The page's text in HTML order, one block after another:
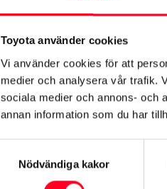
Toyota använder cookies
Vi använder cookies för att
medier och analysera vår trafik.
sociala medier och annons- och
annan information som du har
Nödvändiga kakor